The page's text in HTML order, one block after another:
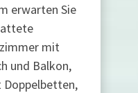
erwarten Sie
mit
und Balkon,